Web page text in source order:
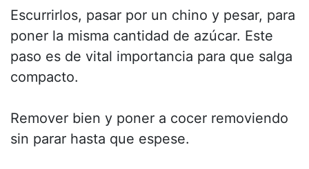
Escurrirlos, pasar por un chino y pesar, para
poner la misma cantidad de azúcar. Este
paso es de vital importancia para que salga
compacto.
Remover bien y poner a cocer removiendo
sin parar hasta que espese.